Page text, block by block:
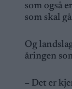
som også
som skal
Og
åringen
– Det er